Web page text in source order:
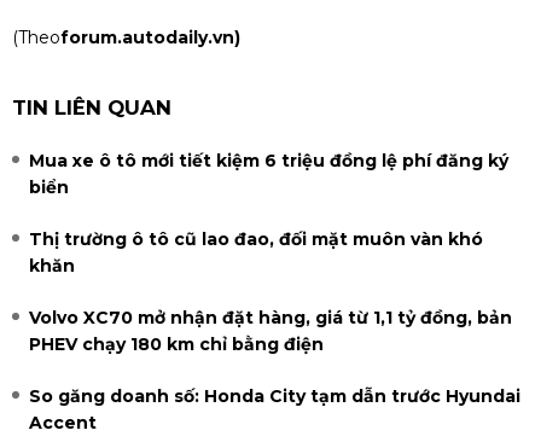
(Theoforum.autodaily.vn)
TIN LIÊN QUAN
Mua xe ô tô mới tiết kiệm 6 triệu đồng lệ phí đăng ký
biển
Thị trường ô tô cũ lao đao, đối mặt muôn vàn khó
khăn
Volvo XC70 mở nhận đặt hàng, giá từ 1,1 tỷ đồng, bản
PHEV chạy 180 km chỉ bằng điện
So găng doanh số: Honda City tạm dẫn trước Hyundai
Accent